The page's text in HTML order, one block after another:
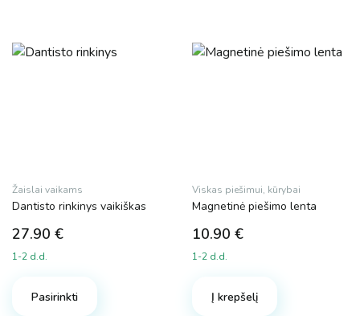
Žaislai vaikams
Dantisto rinkinys vaikiškas
27.90 €
1-2 d.d.
Pasirinkti
Viskas piešimui, kūrybai
Magnetinė piešimo lenta
10.90 €
1-2 d.d.
Į krepšelį